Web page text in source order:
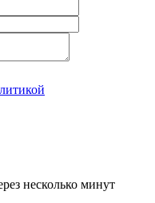
несколько минут